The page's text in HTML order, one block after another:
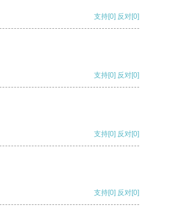
支持[0] 反对[0]
支持[0] 反对[0]
支持[0] 反对[0]
支持[0] 反对[0]